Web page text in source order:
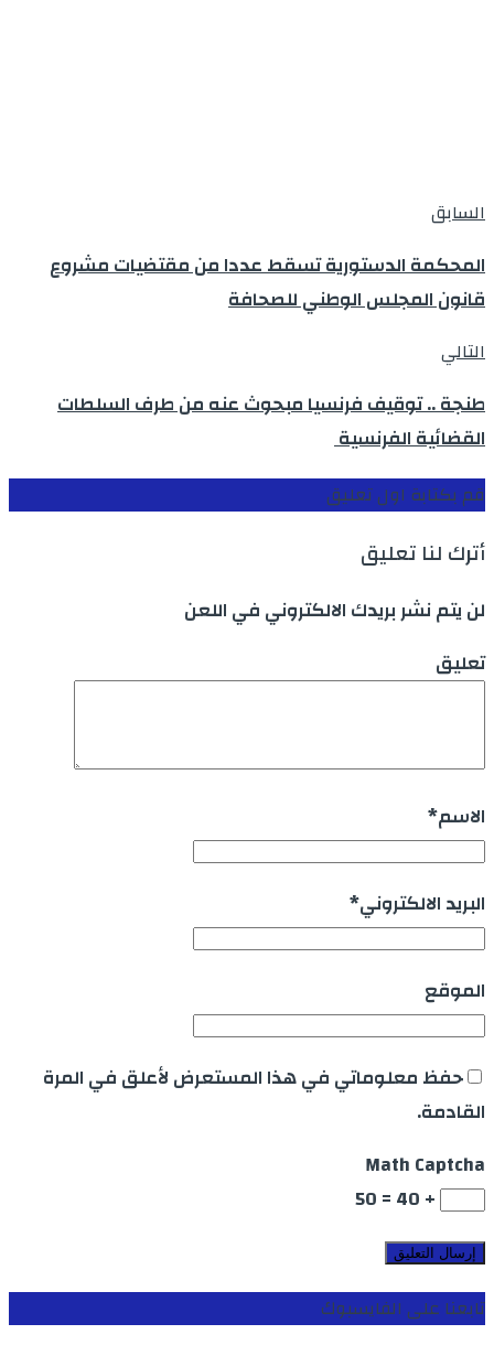
السابق
المحكمة الدستورية تسقط عددا من مقتضيات مشروع
قانون المجلس الوطني للصحافة
التالي
طنجة .. توقيف فرنسيا مبحوث عنه من طرف السلطات
القضائية الفرنسية
قم بكتابة اول تعليق
أترك لنا تعليق
لن يتم نشر بريدك الالكتروني في اللعن
تعليق
الاسم*
البريد الالكتروني*
الموقع
حفظ معلوماتي في هذا المستعرض لأعلق في المرة
القادمة.
Math Captcha
+ 40 = 50
تابعنا على الفايسبوك